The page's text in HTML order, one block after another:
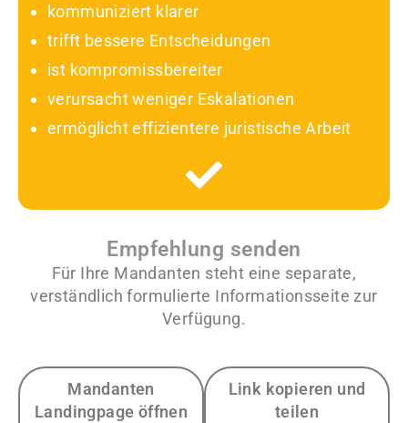
kommuniziert klarer
trifft bessere Entscheidungen
ist kompromissbereiter
verursacht weniger Eskalationen
ermöglicht effizientere juristische Arbeit
Empfehlung senden
Für Ihre Mandanten steht eine separate,
verständlich formulierte Informationsseite zur
Verfügung.
Mandanten
Landingpage öffnen
Link kopieren und
teilen